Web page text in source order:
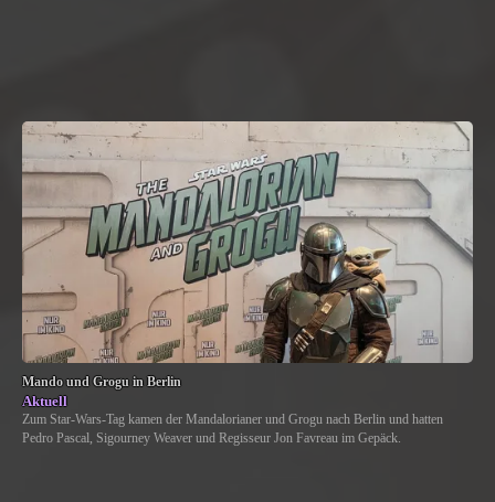
Mando und Grogu in Berlin
Aktuell
Zum Star-Wars-Tag kamen der Mandalorianer und Grogu nach Berlin und hatten
Pedro Pascal, Sigourney Weaver und Regisseur Jon Favreau im Gepäck.